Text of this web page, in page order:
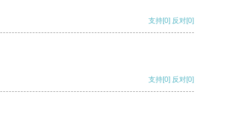
支持[0] 反对[0]
支持[0] 反对[0]